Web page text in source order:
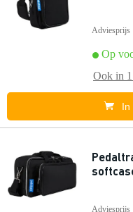
Adviesprijs
Op
Ook in
In
Adviesprijs